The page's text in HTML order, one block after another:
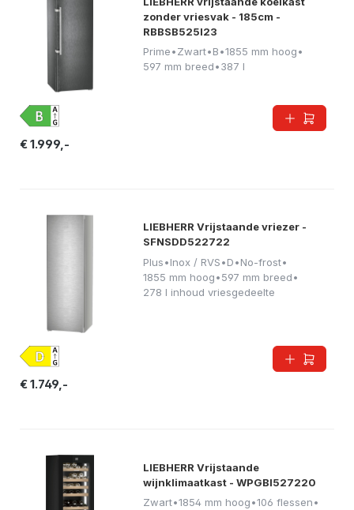
zonder vriesvak - 185cm -
RBBSB525I23
Prime•Zwart•B•1855 mm hoog•
597 mm breed•387 l
€ 1.999,-
LIEBHERR Vrijstaande vriezer -
SFNSDD522722
Plus•Inox / RVS•D•No-frost•
1855 mm hoog•597 mm breed•
278 l inhoud vriesgedeelte
€ 1.749,-
LIEBHERR Vrijstaande
wijnklimaatkast - WPGBI527220
Zwart•1854 mm hoog•106 flessen•